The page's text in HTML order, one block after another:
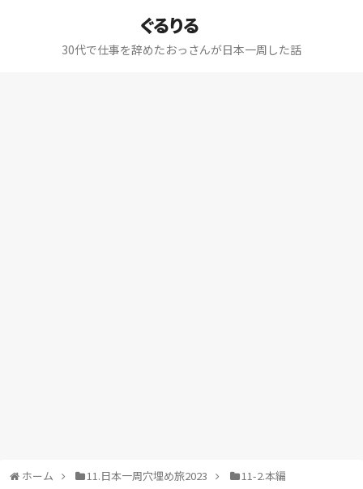
ぐるりる
30代で仕事を辞めたおっさんが日本一周した話
ホーム 11.日本一周穴埋め旅2023 11-2.本編